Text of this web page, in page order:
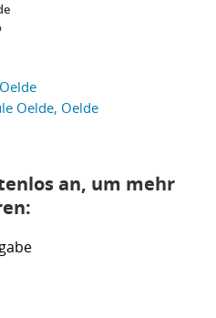
Oelde, Oelde
an, um mehr